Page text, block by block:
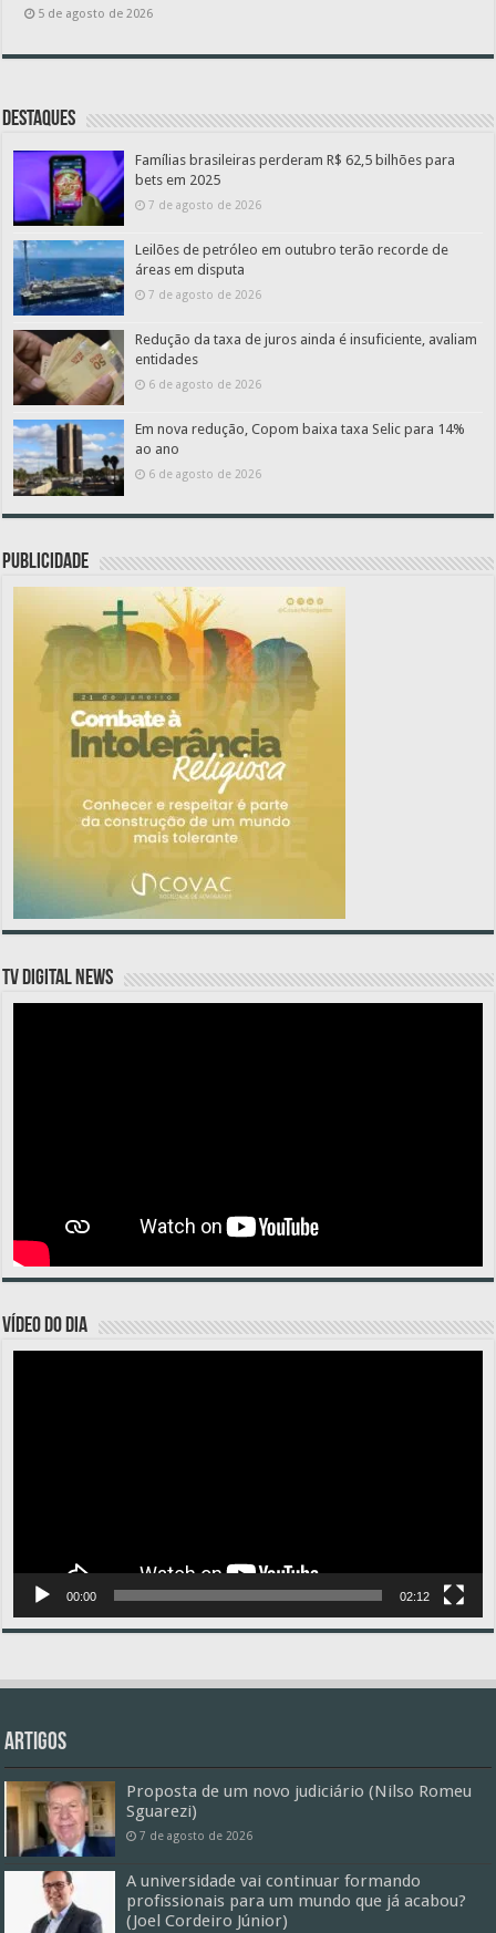
5 de agosto de 2026
Destaques
Famílias brasileiras perderam R$ 62,5 bilhões para
bets em 2025
7 de agosto de 2026
Leilões de petróleo em outubro terão recorde de
áreas em disputa
7 de agosto de 2026
Redução da taxa de juros ainda é insuficiente, avaliam
entidades
6 de agosto de 2026
Em nova redução, Copom baixa taxa Selic para 14%
ao ano
6 de agosto de 2026
PUBLICIDADE
TV DIGITAL NEWS
VÍDEO DO DIA
00:00 02:12
Artigos
Proposta de um novo judiciário (Nilso Romeu
Sguarezi)
7 de agosto de 2026
A universidade vai continuar formando
profissionais para um mundo que já acabou?
(Joel Cordeiro Júnior)